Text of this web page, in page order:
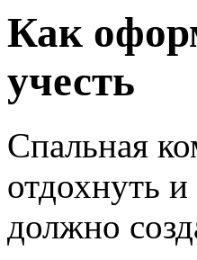
Как
учесть
Спальная
отдохнуть и
должно